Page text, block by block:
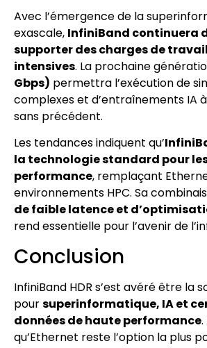
Avec l’émergence de la
exascale, InfiniBand continuera
supporter des charges de
intensives. La prochaine
Gbps) permettra l’exécution de
complexes et d’entraînements IA
sans précédent.
Les tendances indiquent qu’
la technologie standard pour
performance, remplaçant
environnements HPC. Sa
de faible latence et
rend essentielle pour l’avenir de
Conclusion
InfiniBand HDR s’est avéré être la
poursuperinformatique, IA et
données de haute performance
qu’Ethernet reste l’option la plus